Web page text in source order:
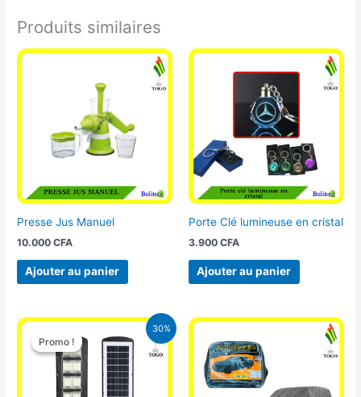
Produits similaires
Presse Jus Manuel
10.000CFA
Ajouter au panier
Porte Clé lumineuse en cristal
3.900 CFA
Ajouter au panier
30%
Promo !
Promo !
Le
prix
initial
était :
50.000 CFA.
Le
prix
actuel
est :
35.000 CFA.